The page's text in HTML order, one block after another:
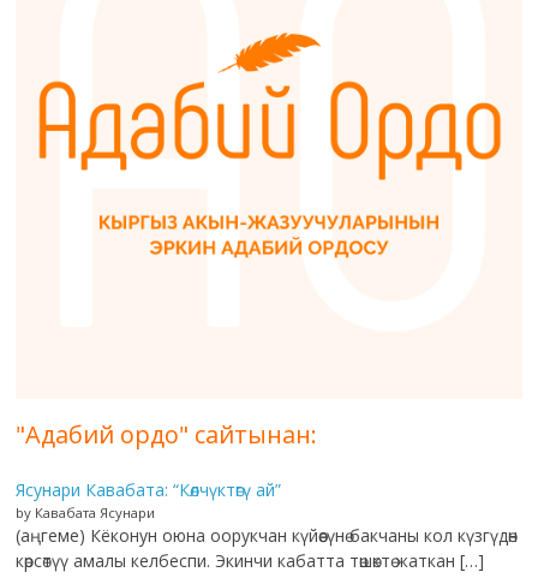
"Адабий ордо" сайтынан:
Ясунари Кавабата: “Көлчүктөгү ай”
by Кавабата Ясунари
(аңгеме) Кёконун оюна оорукчан күйөөсүнө бакчаны кол күзгүдөн
көрсөтүү амалы келбеспи. Экинчи кабатта төшөктө жаткан […]